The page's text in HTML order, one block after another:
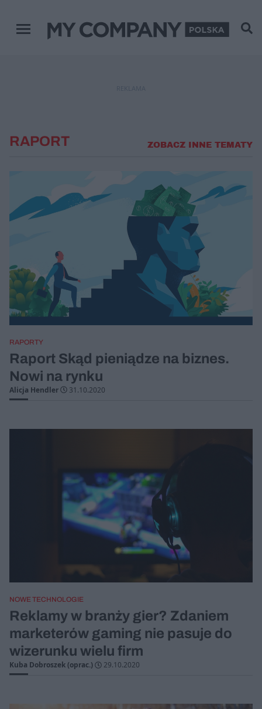
Menu główne
RAPORT ZOBACZ INNE TEMATY
RAPORTY
Raport Skąd pieniądze na biznes.
Nowi na rynku
Alicja Hendler 31.10.2020
NOWE TECHNOLOGIE
Reklamy w branży gier? Zdaniem
marketerów gaming nie pasuje do
wizerunku wielu firm
Kuba Dobroszek (oprac.) 29.10.2020